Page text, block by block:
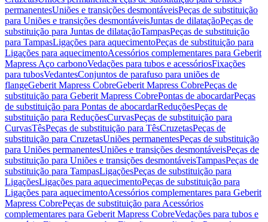
permanentesUniões e transições desmontáveisPeças de substituição
para Uniões e transições desmontáveisJuntas de dilataçãoPeças de
substituição para Juntas de dilataçãoTampasPeças de substituição
para TampasLigações para aquecimentoPeças de substituição para
Ligações para aquecimentoAcessórios complementares para Geberit
Mapress Aço carbonoVedações para tubos e acessóriosFixações
para tubosVedantesConjuntos de parafuso para uniões de
flangeGeberit Mapress CobreGeberit Mapress CobrePeças de
substituição para Geberit Mapress CobrePontas de abocardarPeças
de substituição para Pontas de abocardarReduçõesPeças de
substituição para ReduçõesCurvasPeças de substituição para
CurvasTêsPeças de substituição para TêsCruzetasPeças de
substituição para CruzetasUniões permanentesPeças de substituição
para Uniões permanentesUniões e transições desmontáveisPeças de
substituição para Uniões e transições desmontáveisTampasPeças de
substituição para TampasLigaçõesPeças de substituição para
LigaçõesLigações para aquecimentoPeças de substituição para
Ligações para aquecimentoAcessórios complementares para Geberit
Mapress CobrePeças de substituição para Acessórios
complementares para Geberit Mapress CobreVedações para tubos e